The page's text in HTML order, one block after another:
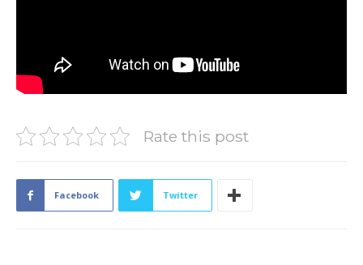
Rate this post
Facebook Twitter